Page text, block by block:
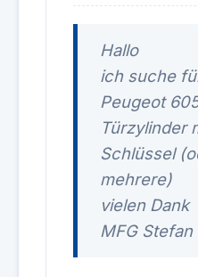
Hallo
ich suche
Peugeot
Türzylinder
Schlüssel
mehrere)
vielen Dank
MFG Stefan